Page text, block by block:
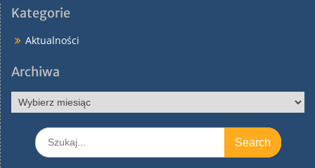
Kategorie
Aktualności
Archiwa
Archiwa
Search
for: